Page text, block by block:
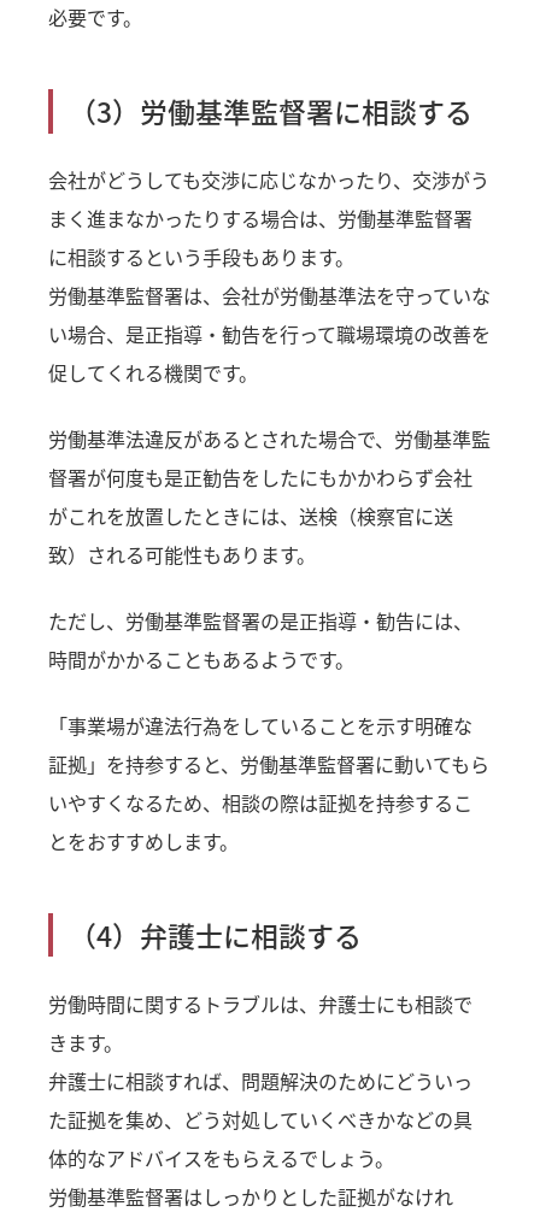
必要です。
（3）労働基準監督署に相談する
会社がどうしても交渉に応じなかったり、交渉がう
まく進まなかったりする場合は、労働基準監督署
に相談するという手段もあります。
労働基準監督署は、会社が労働基準法を守っていな
い場合、是正指導・勧告を行って職場環境の改善を
促してくれる機関です。
労働基準法違反があるとされた場合で、労働基準監
督署が何度も是正勧告をしたにもかかわらず会社
がこれを放置したときには、送検（検察官に送
致）される可能性もあります。
ただし、労働基準監督署の是正指導・勧告には、
時間がかかることもあるようです。
「事業場が違法行為をしていることを示す明確な
証拠」を持参すると、労働基準監督署に動いてもら
いやすくなるため、相談の際は証拠を持参するこ
とをおすすめします。
（4）弁護士に相談する
労働時間に関するトラブルは、弁護士にも相談で
きます。
弁護士に相談すれば、問題解決のためにどういっ
た証拠を集め、どう対処していくべきかなどの具
体的なアドバイスをもらえるでしょう。
労働基準監督署はしっかりとした証拠がなけれ